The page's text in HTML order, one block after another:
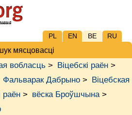
PL EN BE RU
мясцовасці
вобласць > Віцебскі раён >
Фальварак Дабрыно > Віцебская
раён > вёска Броўшчына>